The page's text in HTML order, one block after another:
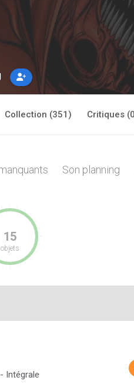
Collection (351) Critiques
Son planning
15
objets
Intégrale